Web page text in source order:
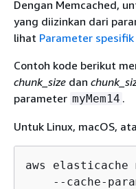
Dengan Memcached,
yang diizinkan dari
lihat Parameter
Contoh kode berikut
chunk_size dan
parameter myMem14 .
Untuk Linux, macOS,
aws elasticache
--cache-